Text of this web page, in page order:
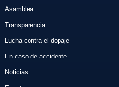
Asamblea
Transparencia
Lucha contra el dopaje
En caso de accidente
Noticias